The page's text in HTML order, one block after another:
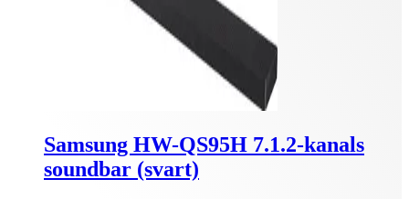
Samsung HW-QS95H 7.1.2-kanals
soundbar (svart)